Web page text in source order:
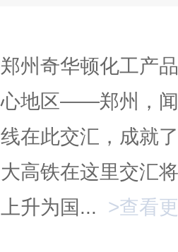
郑州奇华顿化工产
心地区——郑州，闻
线在此交汇，成就
大高铁在这里交汇
上升为国...
>查看